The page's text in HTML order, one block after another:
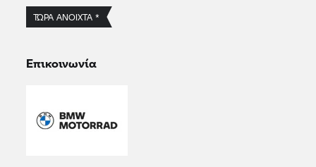
ΤΏΡΑ ΑΝΟΙΧΤΆ *
Επικοινωνία